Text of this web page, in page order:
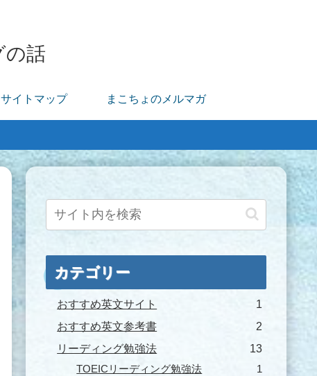
サイトマップ まこちょのメルマガ
カテゴリー
おすすめ英文サイト
1
おすすめ英文参考書
2
リーディング勉強法
13
TOEICリーディング勉強法
1